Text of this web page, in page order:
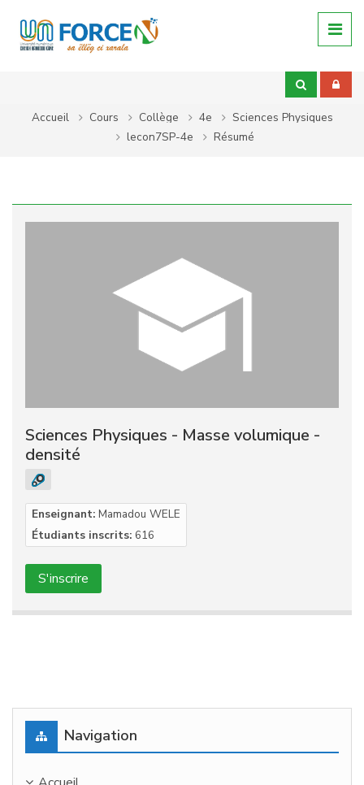
Accueil Cours Collège 4e
Sciences Physiques
lecon7SP-4e
Résumé
Sciences Physiques - Masse volumique -
densité
Enseignant: Mamadou WELE
Étudiants inscrits: 616
S'inscrire
Passer Navigation
Navigation